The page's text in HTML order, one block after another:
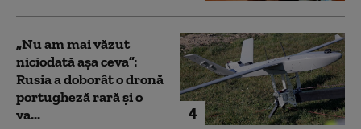
4
„Nu am mai văzut
niciodată așa ceva”:
Rusia a doborât o dronă
portugheză rară și o
va...